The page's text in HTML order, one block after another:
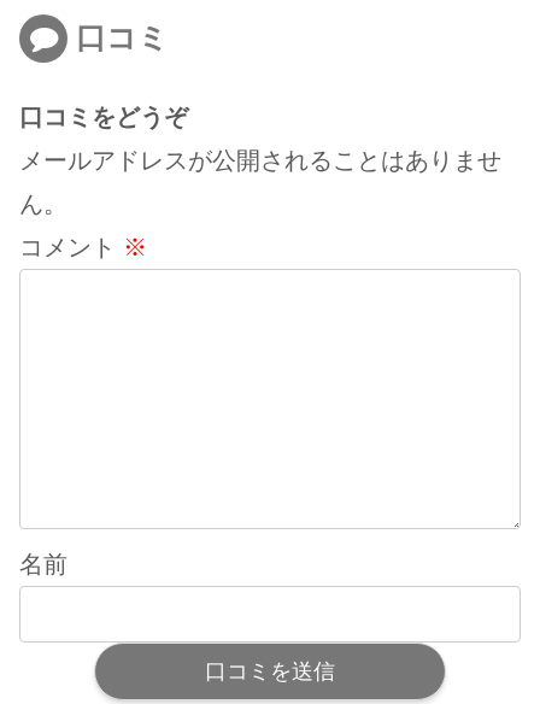
口コミ
口コミをどうぞ
メールアドレスが公開されることはありませ
ん。
コメント ※
名前